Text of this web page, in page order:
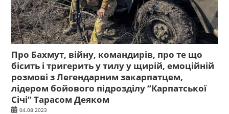
Про Бахмут, війну, командирів, про те що
бісить і тригерить у тилу у щирій, емоційній
розмові з Легендарним закарпатцем,
лідером бойового підрозділу “Карпатської
Січі” Тарасом Деяком
04.08.2023